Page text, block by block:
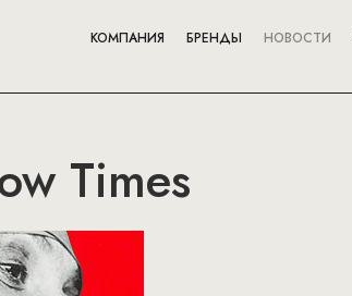
КОМПАНИЯ БРЕНДЫ НОВОСТИ
Times